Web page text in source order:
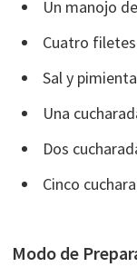
Un manojo
Cuatro
Sal y
Una
Dos
Cinco
Modo de